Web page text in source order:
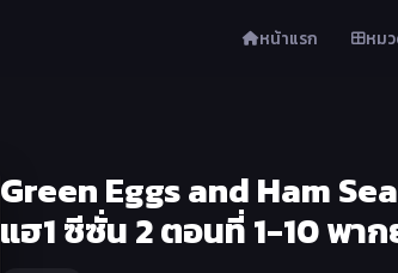
หน้าแรก หม
Green Eggs and Ham
แฮ1 ซีซั่น 2 ตอนที่ 1-10 พาก